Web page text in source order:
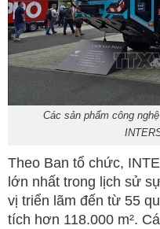
Các sản phẩm công
Theo Ban tổ chức,
lớn nhất trong lịch sử
vị triển lãm đến từ 55
tích hơn 118.000 m².